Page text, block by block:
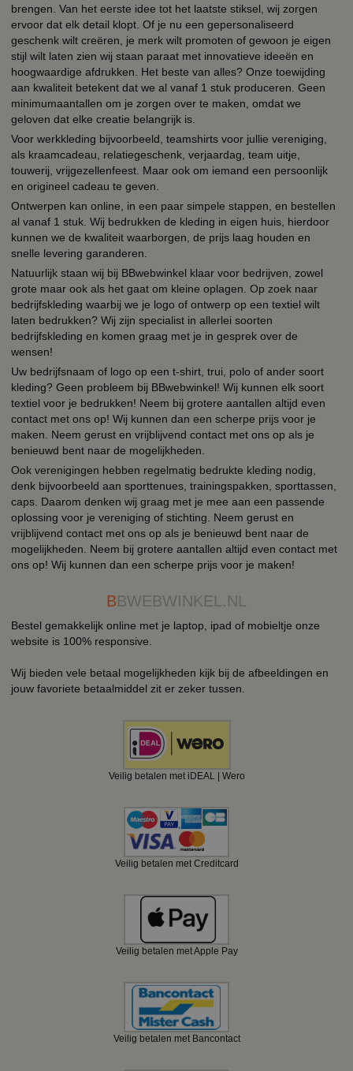
brengen. Van het eerste idee tot het laatste stiksel, wij zorgen
ervoor dat elk detail klopt. Of je nu een gepersonaliseerd
geschenk wilt creëren, je merk wilt promoten of gewoon je eigen
stijl wilt laten zien wij staan paraat met innovatieve ideeën en
hoogwaardige afdrukken. Het beste van alles? Onze toewijding
aan kwaliteit betekent dat we al vanaf 1 stuk produceren. Geen
minimumaantallen om je zorgen over te maken, omdat we
geloven dat elke creatie belangrijk is.
Voor werkkleding bijvoorbeeld, teamshirts voor jullie vereniging,
als kraamcadeau, relatiegeschenk, verjaardag, team uitje,
touwerij, vrijgezellenfeest. Maar ook om iemand een persoonlijk
en origineel cadeau te geven.
Ontwerpen kan online, in een paar simpele stappen, en bestellen
al vanaf 1 stuk. Wij bedrukken de kleding in eigen huis, hierdoor
kunnen we de kwaliteit waarborgen, de prijs laag houden en
snelle levering garanderen.
Natuurlijk staan wij bij BBwebwinkel klaar voor bedrijven, zowel
grote maar ook als het gaat om kleine oplagen. Op zoek naar
bedrijfskleding waarbij we je logo of ontwerp op een textiel wilt
laten bedrukken? Wij zijn specialist in allerlei soorten
bedrijfskleding en komen graag met je in gesprek over de
wensen!
Uw bedrijfsnaam of logo op een t-shirt, trui, polo of ander soort
kleding? Geen probleem bij BBwebwinkel! Wij kunnen elk soort
textiel voor je bedrukken! Neem bij grotere aantallen altijd even
contact met ons op! Wij kunnen dan een scherpe prijs voor je
maken. Neem gerust en vrijblijvend contact met ons op als je
benieuwd bent naar de mogelijkheden.
Ook verenigingen hebben regelmatig bedrukte kleding nodig,
denk bijvoorbeeld aan sporttenues, trainingspakken, sporttassen,
caps. Daarom denken wij graag met je mee aan een passende
oplossing voor je vereniging of stichting. Neem gerust en
vrijblijvend contact met ons op als je benieuwd bent naar de
mogelijkheden. Neem bij grotere aantallen altijd even contact met
ons op! Wij kunnen dan een scherpe prijs voor je maken!
BBWEBWINKEL.NL
Bestel gemakkelijk online met je laptop, ipad of mobieltje onze
website is 100% responsive.
Wij bieden vele betaal mogelijkheden kijk bij de afbeeldingen en
jouw favoriete betaalmiddel zit er zeker tussen.
Veilig betalen met iDEAL | Wero
Veilig betalen met Creditcard
Veilig betalen met Apple Pay
Veilig betalen met Bancontact